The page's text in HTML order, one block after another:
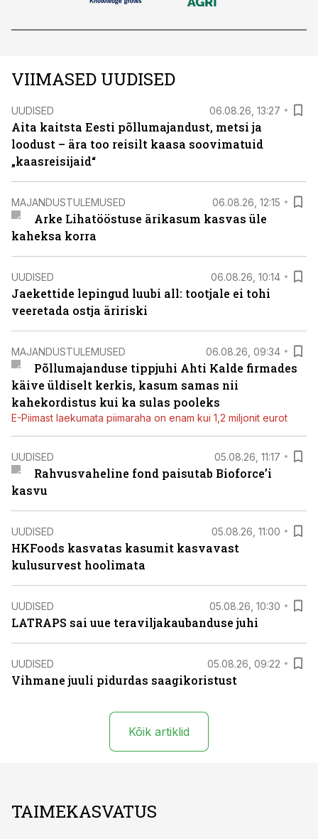
VIIMASED UUDISED
UUDISED 06.08.26, 13:27
Aita kaitsta Eesti põllumajandust, metsi ja
loodust – ära too reisilt kaasa soovimatuid
„kaasreisijaid“
MAJANDUSTULEMUSED 06.08.26, 12:15
Arke Lihatööstuse ärikasum kasvas üle
kaheksa korra
UUDISED 06.08.26, 10:14
Jaekettide lepingud luubi all: tootjale ei tohi
veeretada ostja äririski
MAJANDUSTULEMUSED 06.08.26, 09:34
Põllumajanduse tippjuhi Ahti Kalde firmades
käive üldiselt kerkis, kasum samas nii
kahekordistus kui ka sulas pooleks
E-Piimast laekumata piimaraha on enam kui 1,2 miljonit eurot
UUDISED 05.08.26, 11:17
Rahvusvaheline fond paisutab Bioforce’i
kasvu
UUDISED 05.08.26, 11:00
HKFoods kasvatas kasumit kasvavast
kulusurvest hoolimata
UUDISED 05.08.26, 10:30
LATRAPS sai uue teraviljakaubanduse juhi
UUDISED 05.08.26, 09:22
Vihmane juuli pidurdas saagikoristust
Kõik artiklid
TAIMEKASVATUS